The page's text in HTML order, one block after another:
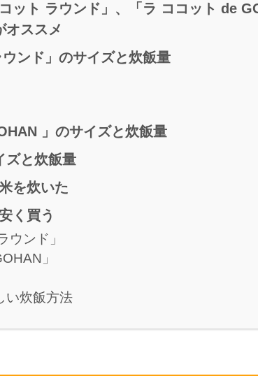
ット ラウンド」、「ラ ココット de
オススメ
ウンド」のサイズと炊飯量
」のサイズと炊飯量
ズと炊飯量
を炊いた
く買う
ウンド」
」
い炊飯方法